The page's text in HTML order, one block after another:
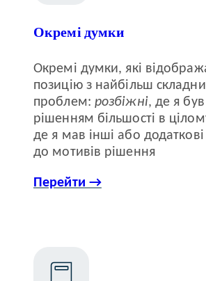
Окремі думки
Окремі думки, які
позицію з найбільш
проблем: розбіжні, де я
рішенням більшості в
де я мав інші або
до мотивів рішення
Перейти →